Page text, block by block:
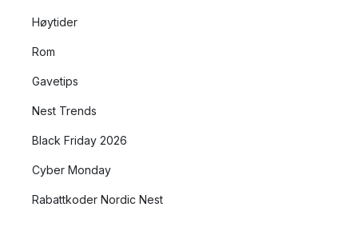
Høytider
Rom
Gavetips
Nest Trends
Black Friday 2026
Cyber Monday
Rabattkoder Nordic Nest